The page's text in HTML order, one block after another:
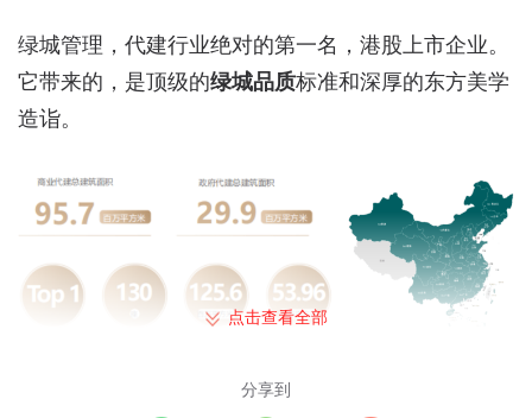
绿城管理，代建行业绝对的第一名，港股上市企业。
它带来的，是顶级的绿城品质标准和深厚的东方美学
造诣。
住在绿城·兴贤澜颂，是一种怎样的体验？
点击查看全部
分享到